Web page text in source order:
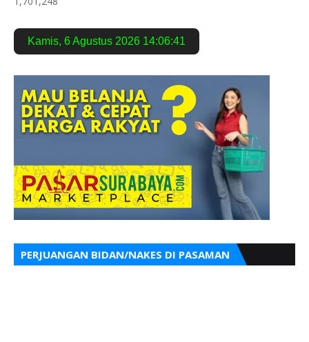
Kamis, 6 Agustus 2026 14:06:42
PERJUANGAN BIDAN/NAKES DI PASAMAN